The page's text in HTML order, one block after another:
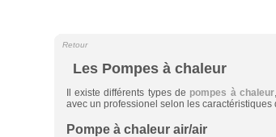
Les Pompes à chaleur
Retour
Il existe différents types de pompes à chaleur
avec un professionel selon les caractéristiques
Pompe à chaleur air/air